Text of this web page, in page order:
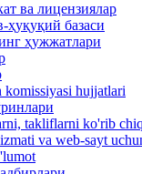
ва лицензиялар
ҳуқуқий базаси
ҳужжатлари
komissiyasi hujjatlari
takliflarni ko'rib
va web-sayt